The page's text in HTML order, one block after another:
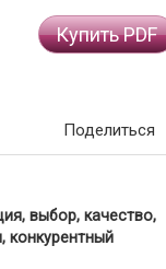
Купить PDF
Поделиться
выбор, качество,
конкурентный